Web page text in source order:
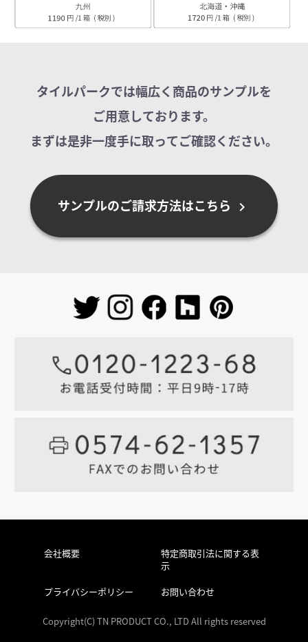
タイルパークでは幅広く商品のサンプルを
ご用意しております。
まずは是非一度手に取ってご確認ください。
サンプルのご請求方法はこちら chevron_right
会社概要
特定商取引法に関する表
示
プライバシーポリシー
お問い合わせ
Copyright(C) TN PRODUCT CO., LTD All rights reserved